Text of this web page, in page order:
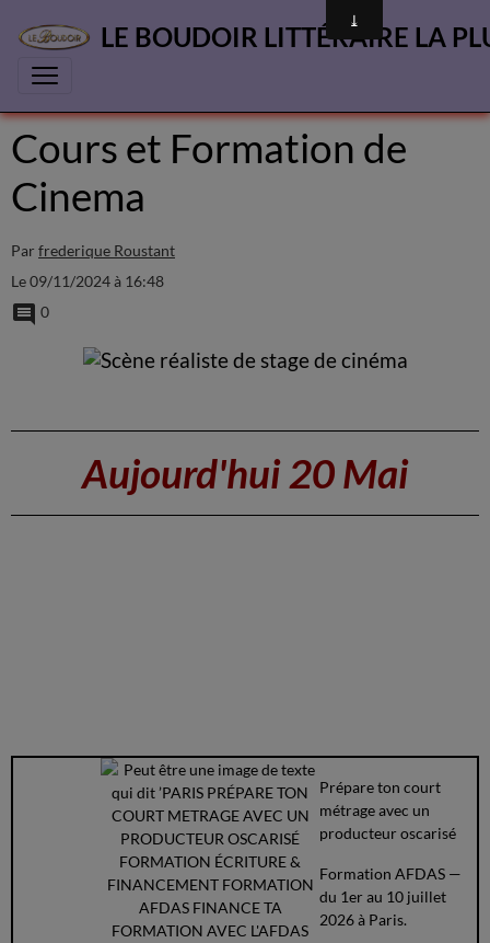
LE BOUDOIR LITTÉRAIRE LA
Cours et Formation de
Cinema
Par frederique Roustant
Le 09/11/2024à 16:48
0
Aujourd'hui 20 Mai
Prépare ton court
métrage avec un
producteur oscarisé
Formation AFDAS —
du 1er au 10 juillet
2026 à Paris.